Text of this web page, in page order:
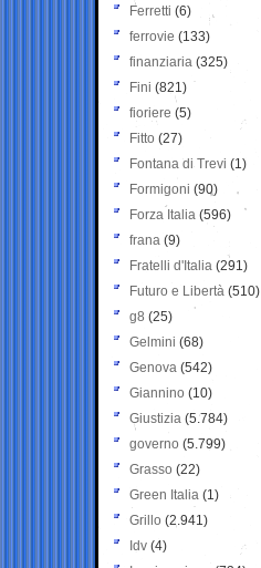
Ferretti (6)
ferrovie (133)
finanziaria (325)
Fini (821)
fioriere (5)
Fitto (27)
Fontana di Trevi (1)
Formigoni (90)
Forza Italia (596)
frana (9)
Fratelli d'Italia (291)
Futuro e Libertà (510)
g8 (25)
Gelmini (68)
Genova (542)
Giannino (10)
Giustizia (5.784)
governo (5.799)
Grasso (22)
Green Italia (1)
Grillo (2.941)
Idv (4)